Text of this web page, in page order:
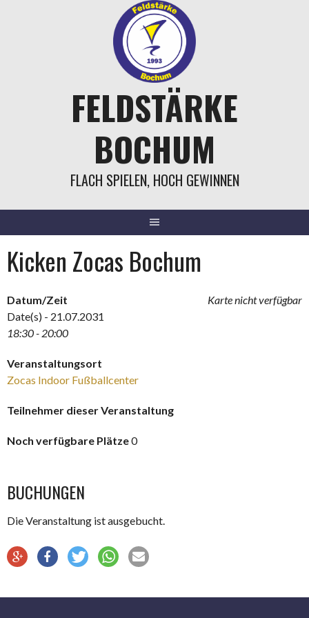
FELDSTÄRKE
BOCHUM
FLACH SPIELEN, HOCH GEWINNEN
Kicken Zocas Bochum
Karte nicht verfügbar
Datum/Zeit
Date(s) - 21.07.2031
18:30 - 20:00
Veranstaltungsort
Zocas Indoor Fußballcenter
Teilnehmer dieser Veranstaltung
Noch verfügbare Plätze0
BUCHUNGEN
Die Veranstaltung ist ausgebucht.